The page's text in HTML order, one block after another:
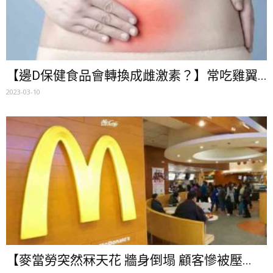
【邊D保健食品會轉換成雌激素？】常吃雞翼...
2023-03-10
【麥當勞突然冧天花 牆身倒塌 顧客慘被壓...